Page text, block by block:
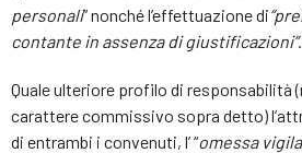
personali” nonché l’effettuazione di
contante in assenza di giustificazioni”.
Quale ulteriore profilo di responsabilità
carattere commissivo sopra detto)
di entrambi i convenuti, l’ “omessa